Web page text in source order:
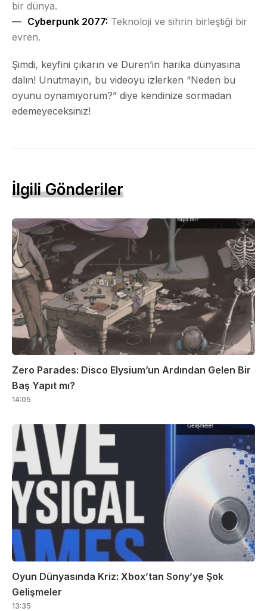
bir dünya.
Cyberpunk 2077: Teknoloji ve sihrin birleştiği bir
evren.
Şimdi, keyfini çıkarın ve Duren’in harika dünyasına
dalın! Unutmayın, bu videoyu izlerken “Neden bu
oyunu oynamıyorum?” diye kendinize sormadan
edemeyeceksiniz!
İlgili Gönderiler
Zero Parades: Disco Elysium’un Ardından Gelen Bir
Baş Yapıt mı?
14:05
Oyun Dünyasında Kriz: Xbox’tan Sony’ye Şok
Gelişmeler
13:35